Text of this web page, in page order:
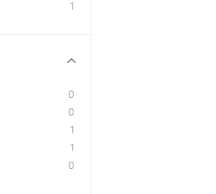
1
0
0
1
1
0